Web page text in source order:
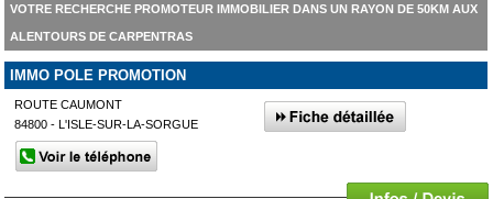
VOTRE RECHERCHE PROMOTEUR IMMOBILIER DANS UN RAYON DE 50KM AUX
ALENTOURS DE CARPENTRAS
IMMO POLE PROMOTION
ROUTE CAUMONT
84800 - L'ISLE-SUR-LA-SORGUE